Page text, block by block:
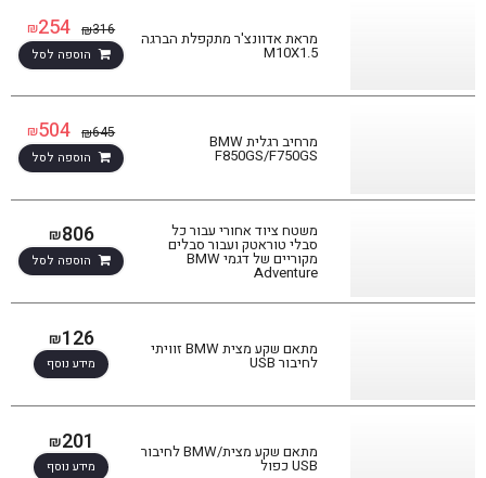
מראת אדוונצ'ר מתקפלת הברגה
M10X1.5
₪316
₪254
הוספה לסל
מרחיב רגלית BMW
F850GS/F750GS
₪645
₪504
הוספה לסל
משטח ציוד אחורי עבור כל
סבלי טוראטק ועבור סבלים
מקוריים של דגמי BMW
Adventure
₪806
הוספה לסל
מתאם שקע מצית BMW זוויתי
לחיבור USB
₪126
מידע נוסף
מתאם שקע מצית/BMW לחיבור
USB כפול
₪201
מידע נוסף